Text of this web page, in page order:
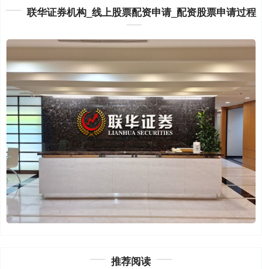
联华证券机构_线上股票配资申请_配资股票申请过程
推荐阅读